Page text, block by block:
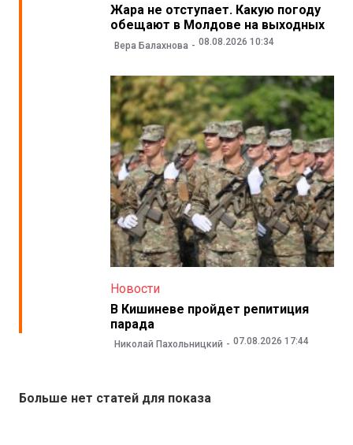
Жара не отступает. Какую погоду
обещают в Молдове на выходных
Вера Балахнова 08.08.2026 10:34
Новости
В Кишиневе пройдет репитиция
парада
Николай Пахольницкий 07.08.2026 17:44
Больше нет статей для показа